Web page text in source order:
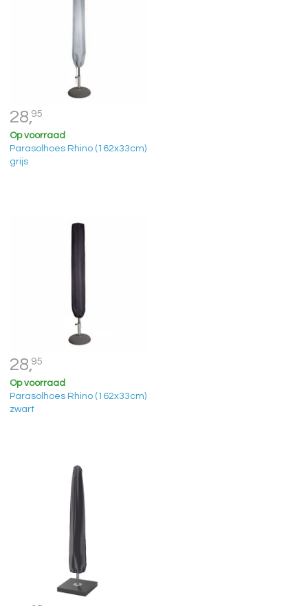
28,95
Op voorraad
Parasolhoes Rhino (162x33cm)
grijs
28,95
Op voorraad
Parasolhoes Rhino (162x33cm)
zwart